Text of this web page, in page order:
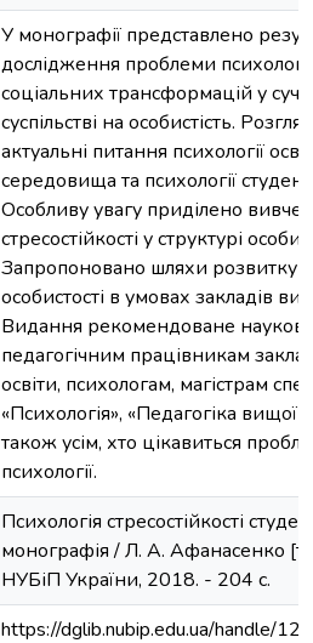
У монографії представлено
дослідження проблеми
соціальних трансформацій у
суспільстві на особистість.
актуальні питання психології
середовища та психології
Особливу увагу приділено
стресостійкості у структурі
Запропоновано шляхи розвитку
особистості в умовах закладів
Видання рекомендоване
педагогічним працівникам
освіти, психологам, магістрам
«Психологія», «Педагогіка вищої
також усім, хто цікавиться
психології.
Психологія стресостійкості
монографія / Л. А. Афанасенко [та
НУБіП України, 2018. - 204 с.
https://dglib.nubip.edu.ua/handle/